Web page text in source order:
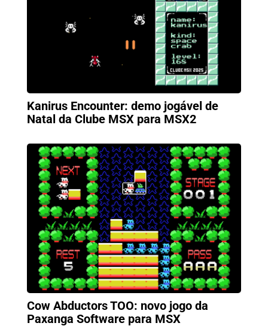
Kanirus Encounter: demo jogável de
Natal da Clube MSX para MSX2
Cow Abductors TOO: novo jogo da
Paxanga Software para MSX